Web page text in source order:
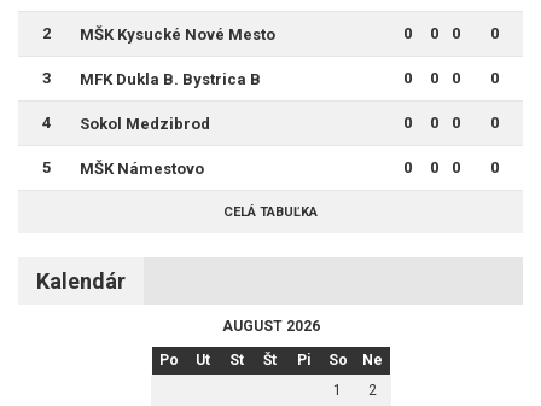
2 MŠK Kysucké Nové Mesto 0 0 0 0
3 MFK Dukla B. Bystrica B 0 0 0 0
4 Sokol Medzibrod 0 0 0 0
5 MŠK Námestovo 0 0 0 0
CELÁ TABUĽKA
Kalendár
AUGUST 2026
Po
Ut St Št Pi So
Ne
1
2